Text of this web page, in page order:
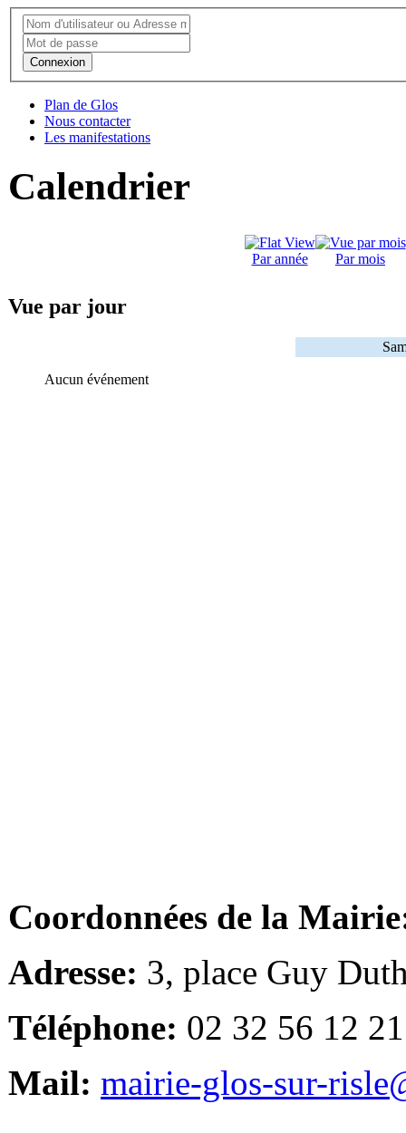
Connexion
Plan de Glos
Nous contacter
Les manifestations
Calendrier
Par année Par mois
Vue par jour
Aucun événement
Coordonnées de la
Adresse: 3, place Guy
Téléphone: 02 32 56 12 21
Mail: mairie-glos-sur-